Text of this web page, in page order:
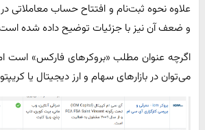
علاوه نحوه ثبت‌نام و افتتاح حساب معاملاتی
و ضعف آن نیز با جزئیات توضیح داده شده
اگرچه عنوان مطلب «بروکرهای فارکس» است
می‌توان در بازارهای سهام و ارز دیجیتال یا